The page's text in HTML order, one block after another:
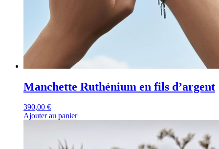
Manchette Ruthénium en fils d’argent
390,00 €
Ajouter au panier